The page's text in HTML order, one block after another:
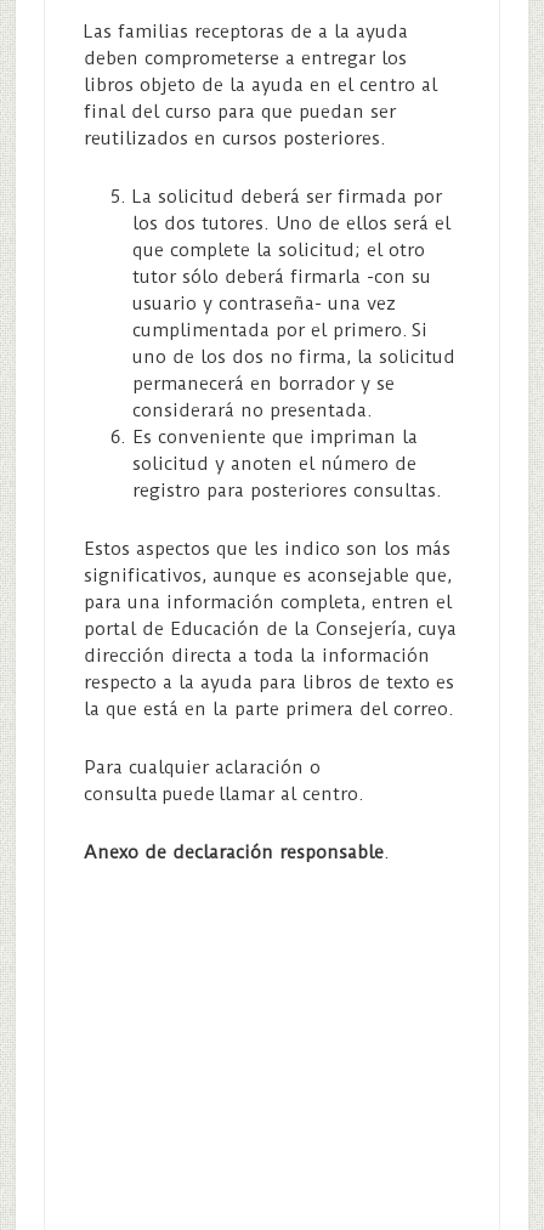
Las familias receptoras de a la ayuda
deben comprometerse a entregar los
libros objeto de la ayuda en el centro al
final del curso para que puedan ser
reutilizados en cursos posteriores.
La solicitud deberá ser firmada por
los dos tutores. Uno de ellos será el
que complete la solicitud; el otro
tutor sólo deberá firmarla -con su
usuario y contraseña- una vez
cumplimentada por el primero. Si
uno de los dos no firma, la solicitud
permanecerá en borrador y se
considerará no presentada.
Es conveniente que impriman la
solicitud y anoten el número de
registro para posteriores consultas.
Estos aspectos que les indico son los más
significativos, aunque es aconsejable que,
para una información completa, entren el
portal de Educación de la Consejería, cuya
dirección directa a toda la información
respecto a la ayuda para libros de texto es
la que está en la parte primera del correo.
Para cualquier aclaración o
consulta puede llamar al centro.
Anexo de declaración responsable.